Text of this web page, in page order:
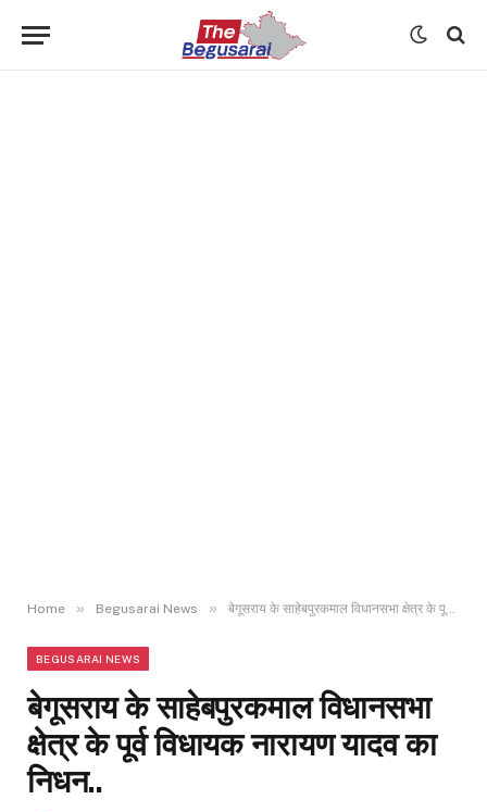
Home » Begusarai News » बेगूसराय के साहेबपुरकमाल विधानसभा क्षेत्र के पूर्व विधायक नारायण यादव का निधन..
BEGUSARAI NEWS
बेगूसराय के साहेबपुरकमाल विधानसभा
क्षेत्र के पूर्व विधायक नारायण यादव का
निधन..